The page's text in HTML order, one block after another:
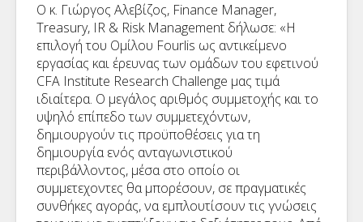
Ο κ. Γιώργος Αλεβίζος, Finance Manager,
Treasury, IR & Risk Management δήλωσε: «Η
επιλογή του Ομίλου Fourlis ως αντικείμενο
εργασίας και έρευνας των ομάδων του εφετινού
CFA Institute Research Challenge μας τιμά
ιδιαίτερα. Ο μεγάλος αριθμός συμμετοχής και το
υψηλό επίπεδο των συμμετεχόντων,
δημιουργούν τις προϋποθέσεις για τη
δημιουργία ενός ανταγωνιστικού
περιβάλλοντος, μέσα στο οποίο οι
συμμετεχοντες θα μπορέσουν, σε πραγματικές
συνθήκες αγοράς, να εμπλουτίσουν τις γνώσεις